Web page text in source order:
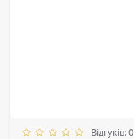
Відгуків: 0